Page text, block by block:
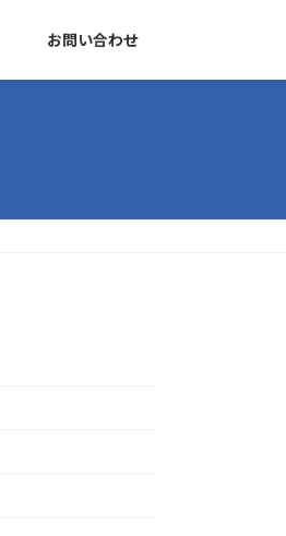
お問い合わせ